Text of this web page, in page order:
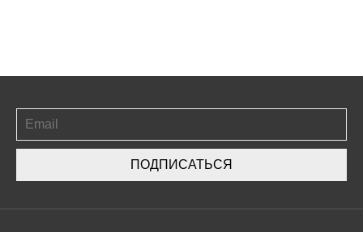
ПОДПИСАТЬСЯ